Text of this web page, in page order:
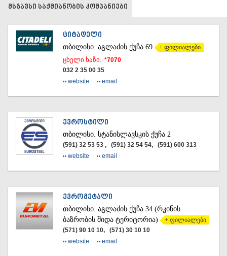
მსგავსი საქმიანობის კომპანიები
ᲪᲘᲢᲐᲓᲔᲚᲘ
ᲗᲑᲘᲚᲘᲡᲘ. აგლაძის ქუჩა 69 + ფილიალები
ცხელი ხაზი: *7070
032 2 35 00 35
website
email
ᲔᲕᲠᲝᲡᲢᲘᲚᲘ
ᲗᲑᲘᲚᲘᲡᲘ. სტანისლავსკის ქუჩა 2
(591) 32 53 53 , (591) 32 54 54, (591) 600 313
website
email
ᲔᲕᲠᲝᲛᲔᲢᲐᲚᲘ
ᲗᲑᲘᲚᲘᲡᲘ. აგლაძის ქუჩა 34 (რკინის
ბაზრობის შიდა ტერიტორია) + ფილიალები
(571) 90 10 10, (571) 30 10 10
website
email